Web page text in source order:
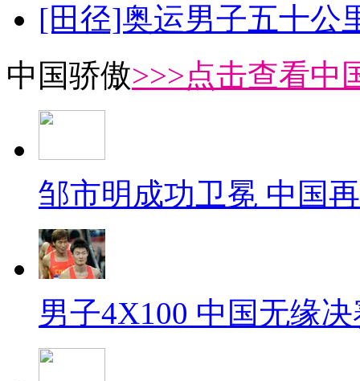
[田径]奥运男子五十公
中国骄傲>>>点击查看中
邹市明成功卫冕 中国
男子4X100 中国无缘